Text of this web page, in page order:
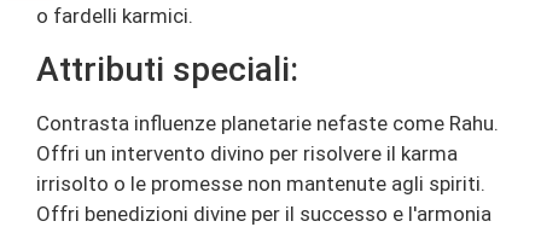
o fardelli karmici.
Attributi speciali:
Contrasta influenze planetarie nefaste come Rahu.
Offri un intervento divino per risolvere il karma
irrisolto o le promesse non mantenute agli spiriti.
Offri benedizioni divine per il successo e l'armonia